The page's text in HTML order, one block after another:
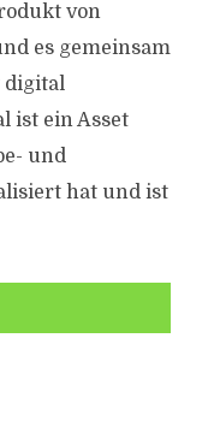
von
es gemeinsam
digital
ist ein Asset
und
hat und ist